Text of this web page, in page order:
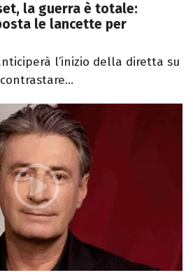
la guerra è totale:
le lancette per
l’inizio della diretta su